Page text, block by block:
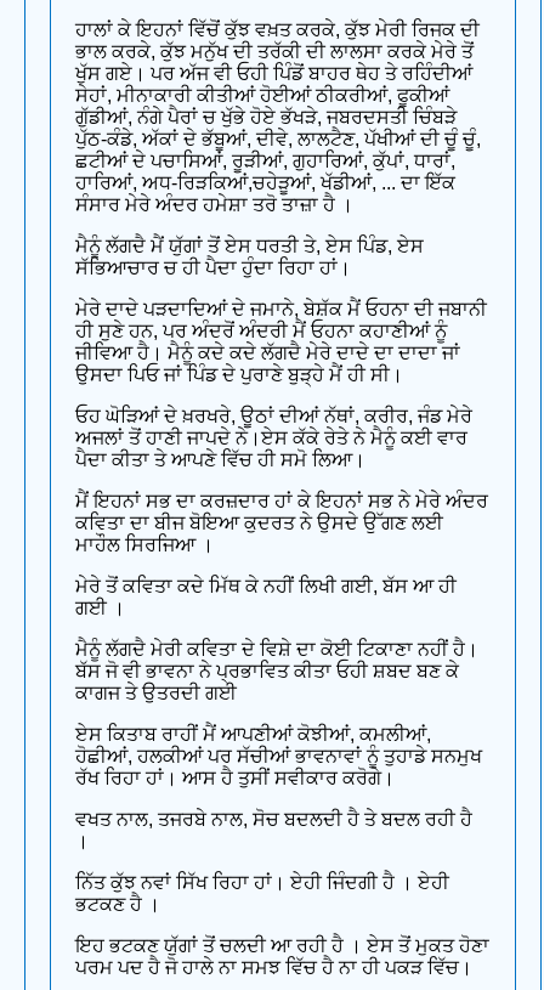
ਹਾਲਾਂ ਕੇ ਇਹਨਾਂ ਵਿੱਚੋਂ ਕੁੱਝ ਵਖ਼ਤ ਕਰਕੇ, ਕੁੱਝ ਮੇਰੀ ਰਿਜਕ ਦੀ
ਭਾਲ ਕਰਕੇ, ਕੁੱਝ ਮਨੁੱਖ ਦੀ ਤਰੱਕੀ ਦੀ ਲਾਲਸਾ ਕਰਕੇ ਮੇਰੇ ਤੋਂ
ਖੁੱਸ ਗਏ। ਪਰ ਅੱਜ ਵੀ ਓਹੀ ਪਿੰਡੋਂ ਬਾਹਰ ਥੇਹ ਤੇ ਰਹਿੰਦੀਆਂ
ਸੇਹਾਂ, ਮੀਨਾਕਾਰੀ ਕੀਤੀਆਂ ਹੋਈਆਂ ਠੀਕਰੀਆਂ, ਫੂਕੀਆਂ
ਗੁੱਡੀਆਂ, ਨੰਗੇ ਪੈਰਾਂ ਚ ਖੁੱਭੇ ਹੋਏ ਭੱਖੜੇ, ਜਬਰਦਸਤੀ ਚਿੰਬੜੇ
ਪੁੱਠ-ਕੰਡੇ, ਅੱਕਾਂ ਦੇ ਭੱਬੂਆਂ, ਦੀਵੇ, ਲਾਲਟੈਣ, ਪੱਖੀਆਂ ਦੀ ਚੂੰ ਚੂੰ,
ਛਟੀਆਂ ਦੇ ਪਚਾਸਿਆਂ, ਰੂੜੀਆਂ, ਗੁਹਾਰਿਆਂ, ਕੁੱਪਾਂ, ਧਾਰਾਂ,
ਹਾਰਿਆਂ, ਅਧ-ਰਿੜਕਿਆਂ,ਚਹੇੜੂਆਂ, ਖੱਡੀਆਂ, ... ਦਾ ਇੱਕ
ਸੰਸਾਰ ਮੇਰੇ ਅੰਦਰ ਹਮੇਸ਼ਾ ਤਰੋ ਤਾਜ਼ਾ ਹੈ ।
ਮੈਨੂੰ ਲੱਗਦੈ ਮੈਂ ਯੁੱਗਾਂ ਤੋਂ ਏਸ ਧਰਤੀ ਤੇ, ਏਸ ਪਿੰਡ, ਏਸ
ਸੱਭਿਆਚਾਰ ਚ ਹੀ ਪੈਦਾ ਹੁੰਦਾ ਰਿਹਾ ਹਾਂ।
ਮੇਰੇ ਦਾਦੇ ਪੜਦਾਦਿਆਂ ਦੇ ਜਮਾਨੇ, ਬੇਸ਼ੱਕ ਮੈਂ ਓਹਨਾ ਦੀ ਜਬਾਨੀ
ਹੀ ਸੁਣੇ ਹਨ, ਪਰ ਅੰਦਰੋਂ ਅੰਦਰੀ ਮੈਂ ਓਹਨਾ ਕਹਾਣੀਆਂ ਨੂੰ
ਜੀਵਿਆ ਹੈ। ਮੈਨੂੰ ਕਦੇ ਕਦੇ ਲੱਗਦੈ ਮੇਰੇ ਦਾਦੇ ਦਾ ਦਾਦਾ ਜਾਂ
ਉਸਦਾ ਪਿਓ ਜਾਂ ਪਿੰਡ ਦੇ ਪੁਰਾਣੇ ਬੁੜ੍ਹੇ ਮੈਂ ਹੀ ਸੀ।
ਓਹ ਘੋੜਿਆਂ ਦੇ ਖ਼ਰਖਰੇ, ਊਠਾਂ ਦੀਆਂ ਨੱਥਾਂ, ਕਰੀਰ, ਜੰਡ ਮੇਰੇ
ਅਜਲਾਂ ਤੋਂ ਹਾਣੀ ਜਾਪਦੇ ਨੇ।ਏਸ ਕੱਕੇ ਰੇਤੇ ਨੇ ਮੈਨੂੰ ਕਈ ਵਾਰ
ਪੈਦਾ ਕੀਤਾ ਤੇ ਆਪਣੇ ਵਿੱਚ ਹੀ ਸਮੋ ਲਿਆ।
ਮੈਂ ਇਹਨਾਂ ਸਭ ਦਾ ਕਰਜ਼ਦਾਰ ਹਾਂ ਕੇ ਇਹਨਾਂ ਸਭ ਨੇ ਮੇਰੇ ਅੰਦਰ
ਕਵਿਤਾ ਦਾ ਬੀਜ ਬੋਇਆ ਕੁਦਰਤ ਨੇ ਉਸਦੇ ਉੱਗਣ ਲਈ
ਮਾਹੌਲ ਸਿਰਜਿਆ ।
ਮੇਰੇ ਤੋਂ ਕਵਿਤਾ ਕਦੇ ਮਿੱਥ ਕੇ ਨਹੀਂ ਲਿਖੀ ਗਈ, ਬੱਸ ਆ ਹੀ
ਗਈ ।
ਮੈਨੂੰ ਲੱਗਦੈ ਮੇਰੀ ਕਵਿਤਾ ਦੇ ਵਿਸ਼ੇ ਦਾ ਕੋਈ ਟਿਕਾਣਾ ਨਹੀਂ ਹੈ।
ਬੱਸ ਜੋ ਵੀ ਭਾਵਨਾ ਨੇ ਪ੍ਰਭਾਵਿਤ ਕੀਤਾ ਓਹੀ ਸ਼ਬਦ ਬਣ ਕੇ
ਕਾਗਜ ਤੇ ਉਤਰਦੀ ਗਈ
ਏਸ ਕਿਤਾਬ ਰਾਹੀਂ ਮੈਂ ਆਪਣੀਆਂ ਕੋਝੀਆਂ, ਕਮਲੀਆਂ,
ਹੋਛੀਆਂ, ਹਲਕੀਆਂ ਪਰ ਸੱਚੀਆਂ ਭਾਵਨਾਵਾਂ ਨੂੰ ਤੁਹਾਡੇ ਸਨਮੁਖ
ਰੱਖ ਰਿਹਾ ਹਾਂ। ਆਸ ਹੈ ਤੁਸੀਂ ਸਵੀਕਾਰ ਕਰੋਗੇ।
ਵਖਤ ਨਾਲ, ਤਜਰਬੇ ਨਾਲ, ਸੋਚ ਬਦਲਦੀ ਹੈ ਤੇ ਬਦਲ ਰਹੀ ਹੈ
।
ਨਿੱਤ ਕੁੱਝ ਨਵਾਂ ਸਿੱਖ ਰਿਹਾ ਹਾਂ। ਏਹੀ ਜਿੰਦਗੀ ਹੈ । ਏਹੀ
ਭਟਕਣ ਹੈ ।
ਇਹ ਭਟਕਣ ਯੁੱਗਾਂ ਤੋਂ ਚਲਦੀ ਆ ਰਹੀ ਹੈ । ਏਸ ਤੋਂ ਮੁਕਤ ਹੋਣਾ
ਪਰਮ ਪਦ ਹੈ ਜੋ ਹਾਲੇ ਨਾ ਸਮਝ ਵਿੱਚ ਹੈ ਨਾ ਹੀ ਪਕੜ ਵਿੱਚ।